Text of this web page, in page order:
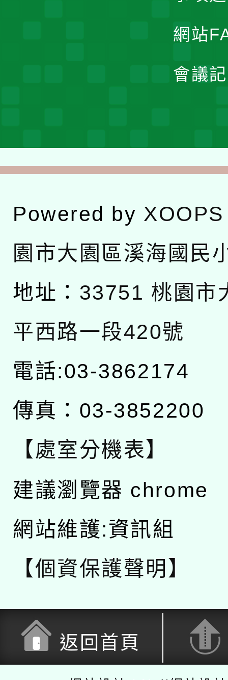
網站
會議
Powered by XOOPS
園市大園區溪海國民
地址： 33751 桃園市
平西路一段420號
電話:03-3862174
傳真：03-3852200
【處室分機表】
建議瀏覽器 chrome
網站維護:資訊組
【個資保護聲明】
返回首頁